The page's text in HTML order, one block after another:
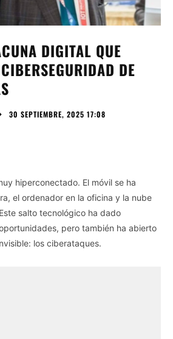
DIGITAL QUE
DE
30 SEPTIEMBRE, 2025 17:08
hiperconectado. El móvil se ha
el ordenador en la oficina y la nube
salto tecnológico ha dado
pero también ha abierto
los ciberataques.